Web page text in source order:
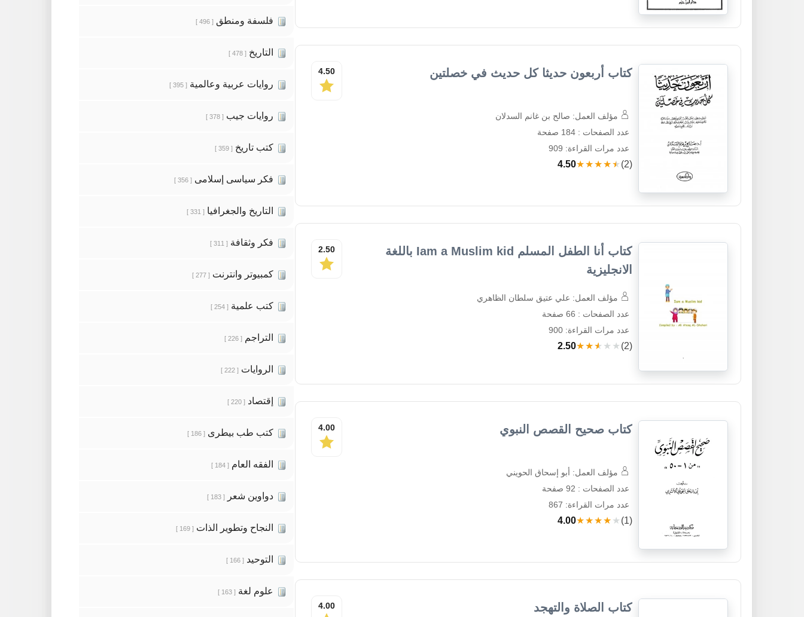
4.50 كتاب أربعون حديثا كل حديث في خصلتين
مؤلف العمل: صالح بن غانم السدلان
عدد الصفحات : 184 صفحة
عدد مرات القراءة: 909
4.50★★★★★ (2)
2.50
كتاب أنا الطفل المسلم Iam a Muslim kid باللغة
الانجليزية
مؤلف العمل: علي عتيق سلطان الظاهري
عدد الصفحات : 66 صفحة
عدد مرات القراءة: 900
2.50★★★★★ (2)
4.00 كتاب صحيح القصص النبوي
مؤلف العمل: أبو إسحاق الحويني
عدد الصفحات : 92 صفحة
عدد مرات القراءة: 867
4.00★★★★★ (1)
4.00 كتاب الصلاة والتهجد
فلسفة ومنطق [ 496 ]
التاريخ [ 478 ]
روايات عربية وعالمية [ 395 ]
روايات جيب [ 378 ]
كتب تاريخ [ 359 ]
فكر سياسى إسلامى [ 356 ]
التاريخ والجغرافيا [ 331 ]
فكر وثقافة [ 311 ]
كمبيوتر وانترنت [ 277 ]
كتب علمية [ 254 ]
التراجم [ 226 ]
الروايات [ 222 ]
إقتصاد [ 220 ]
كتب طب بيطرى [ 186 ]
الفقه العام [ 184 ]
دواوين شعر [ 183 ]
النجاح وتطوير الذات [ 169 ]
التوحيد [ 166 ]
علوم لغة [ 163 ]